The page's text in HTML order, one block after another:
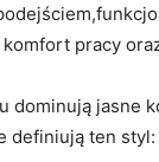
komfort pracy
dominują jasne
definiują ten styl: